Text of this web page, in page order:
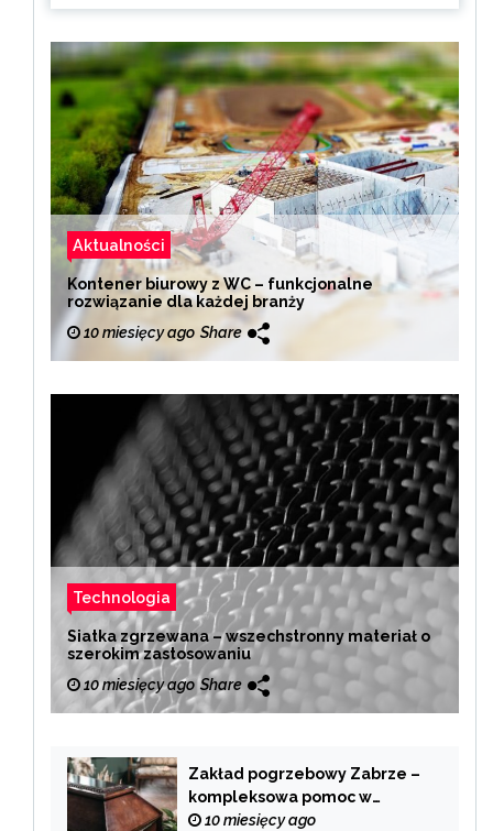
Aktualności
Kontener biurowy z WC – funkcjonalne
rozwiązanie dla każdej branży
10 miesięcy ago Share
Technologia
Siatka zgrzewana – wszechstronny materiał o
szerokim zastosowaniu
10 miesięcy ago Share
Zakład pogrzebowy Zabrze –
kompleksowa pomoc w
trudnych chwilach
10 miesięcy ago